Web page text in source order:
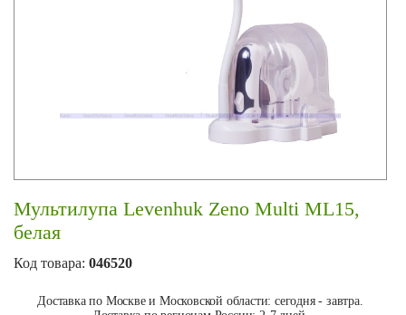
Мультилупа Levenhuk Zeno Multi ML15,
белая
Код товара: 046520
Доставка по Москве и Московской области: сегодня - завтра.